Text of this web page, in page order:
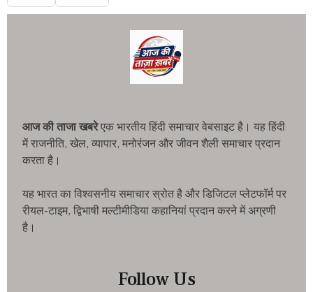
आज की ताजा खबरेएक भारतीय हिंदी समाचार वेबसाइट है। यह हिंदी
में राजनीति, खेल, व्यापार, मनोरंजन और जीवन शैली समाचार प्रदान
करता है।
यह भारत का विश्वसनीय समाचार स्रोत है और डिजिटल प्लेटफॉर्म पर
रीयल-टाइम, द्विभाषी मल्टीमीडिया कहानियां प्रदान करने में अग्रणी
है।
Follow Us